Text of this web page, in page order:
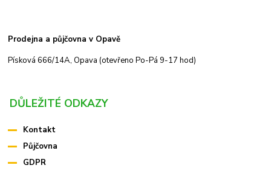
Prodejna a půjčovna v Opavě
Písková 666/14A, Opava (otevřeno Po-Pá 9-17 hod)
DŮLEŽITÉ ODKAZY
Kontakt
Půjčovna
GDPR